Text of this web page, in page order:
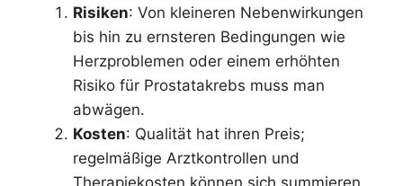
Risiken: Von kleineren Nebenwirkungen
bis hin zu ernsteren Bedingungen wie
Herzproblemen oder einem erhöhten
Risiko für Prostatakrebs muss man
abwägen.
Kosten: Qualität hat ihren Preis;
regelmäßige Arztkontrollen und